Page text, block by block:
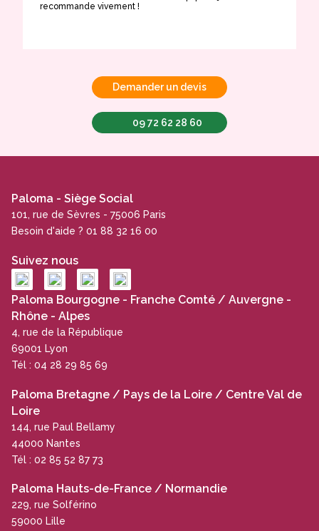
recommande vivement !
Demander un devis
09 72 62 28 60
Paloma - Siège Social
101, rue de Sèvres - 75006 Paris
Besoin d'aide ? 01 88 32 16 00
Suivez nous
Paloma Bourgogne - Franche Comté / Auvergne -
Rhône - Alpes
4, rue de la République
69001 Lyon
Tél : 04 28 29 85 69
Paloma Bretagne / Pays de la Loire / Centre Val de
Loire
144, rue Paul Bellamy
44000 Nantes
Tél : 02 85 52 87 73
Paloma Hauts-de-France / Normandie
229, rue Solférino
59000 Lille